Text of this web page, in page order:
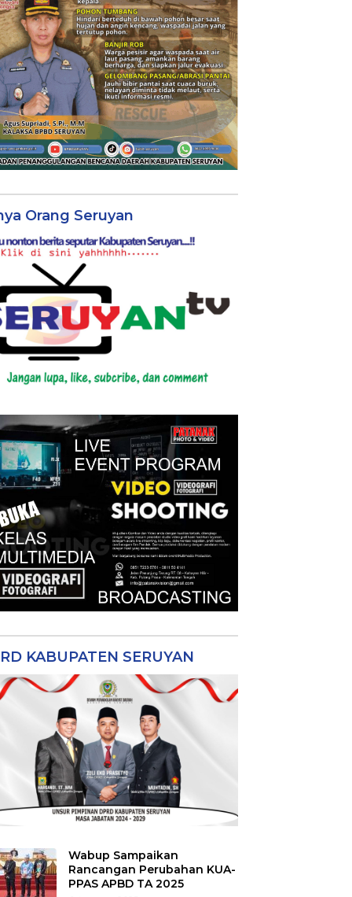
Orang Seruyan
KABUPATEN SERUYAN
Wabup Sampaikan
Rancangan Perubahan KUA-
PPAS APBD TA 2025